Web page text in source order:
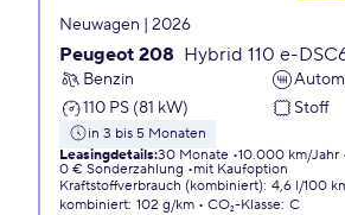
Neuwagen | 2026
Peugeot 208 Hybrid 110 e-
Benzin
110 PS (81 kW)
Stoff
in 3 bis 5 Monaten
Leasingdetails:30 Monate 10.000 km/Jahr
0 € Sonderzahlung
mit Kaufoption
Kraftstoffverbrauch (kombiniert): 4,6 l/100
kombiniert: 102 g/km CO₂-Klasse: C